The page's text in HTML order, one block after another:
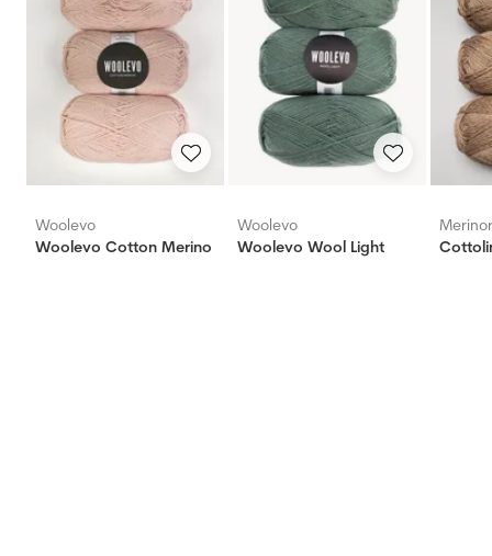
Woolevo
Woolevo Cotton Merino
Woolevo
Woolevo Wool Light
Merinor